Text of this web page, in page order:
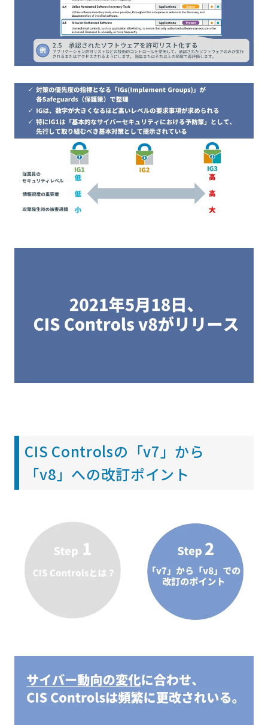
CIS Controlsの「v7」から
「v8」への改訂ポイント